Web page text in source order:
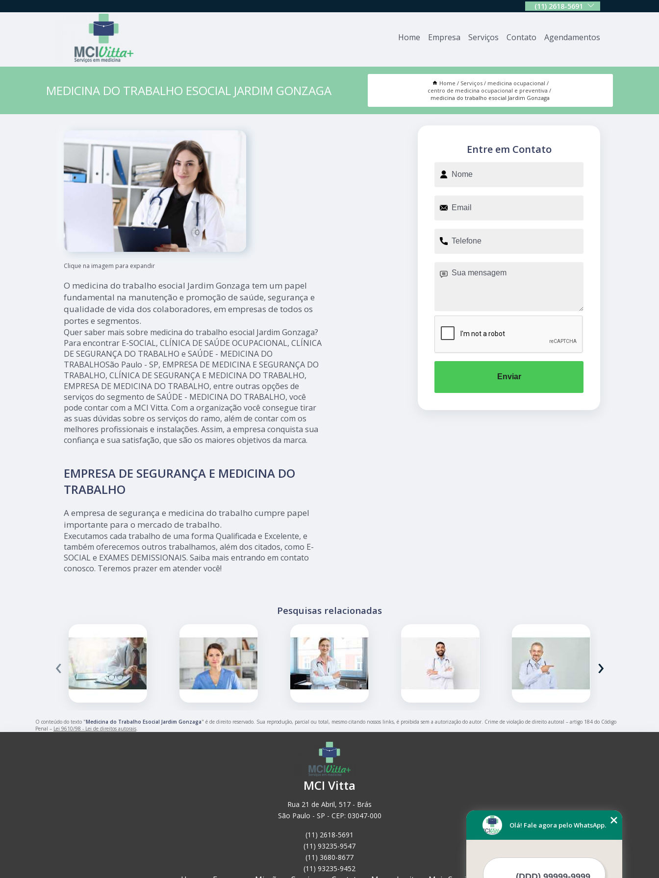
(11) 2618-5691
Home Empresa Serviços Contato Agendamentos
MEDICINA DO TRABALHO ESOCIAL JARDIM GONZAGA Home Serviços
medicina ocupacional
centro de medicina ocupacional e preventiva
medicina do trabalho esocial Jardim Gonzaga
Clique na imagem para expandir
O medicina do trabalho esocial Jardim Gonzaga tem um papel
fundamental na manutenção e promoção de saúde, segurança e
qualidade de vida dos colaboradores, em empresas de todos os
portes e segmentos.
Quer saber mais sobre medicina do trabalho esocial Jardim Gonzaga?
Para encontrar E-SOCIAL, CLÍNICA DE SAÚDE OCUPACIONAL, CLÍNICA
DE SEGURANÇA DO TRABALHO e SAÚDE - MEDICINA DO
TRABALHOSão Paulo - SP, EMPRESA DE MEDICINA E SEGURANÇA DO
TRABALHO, CLÍNICA DE SEGURANÇA E MEDICINA DO TRABALHO,
EMPRESA DE MEDICINA DO TRABALHO, entre outras opções de
serviços do segmento de SAÚDE - MEDICINA DO TRABALHO, você
pode contar com a MCI Vitta. Com a organização você consegue tirar
as suas dúvidas sobre os serviços do ramo, além de contar com os
melhores profissionais e instalações. Assim, a empresa conquista sua
confiança e sua satisfação, que são os maiores objetivos da marca.
EMPRESA DE SEGURANÇA E MEDICINA DO
TRABALHO
A empresa de segurança e medicina do trabalho cumpre papel
importante para o mercado de trabalho.
Executamos cada trabalho de uma forma Qualificada e Excelente, e
também oferecemos outros trabalhamos, além dos citados, como E-
SOCIAL e EXAMES DEMISSIONAIS. Saiba mais entrando em contato
conosco. Teremos prazer em atender você!
Entre em Contato
Enviar
Pesquisas relacionadas
‹ ›
O conteúdo do texto "Medicina do Trabalho Esocial Jardim Gonzaga" é de direito reservado. Sua reprodução, parcial ou total, mesmo citando nossos links, é proibida sem a autorização do autor. Crime de violação de direito autoral – artigo 184 do Código
Penal – Lei 9610/98 - Lei de direitos autorais
MCI Vitta
Rua 21 de Abril, 517 - Brás
São Paulo - SP - CEP: 03047-000
(11) 2618-5691
(11) 93235-9547
(11) 3680-8677
(11) 93235-9452
Olá! Fale agora pelo WhatsApp.